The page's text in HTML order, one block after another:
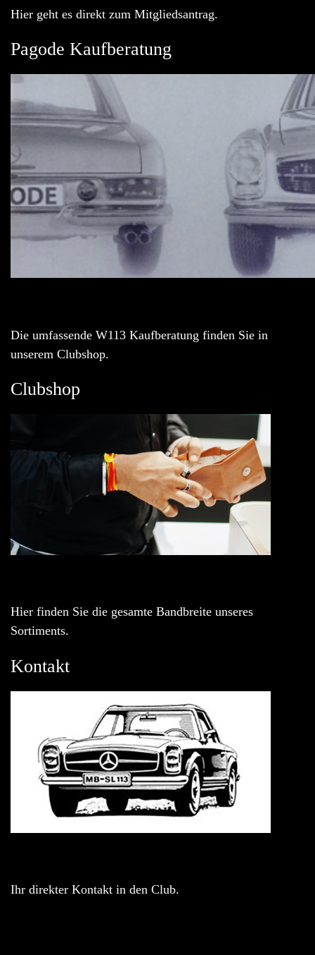
Hier geht es direkt zum Mitgliedsantrag.
Pagode Kaufberatung
Die umfassende W113 Kaufberatung finden Sie in
unserem Clubshop.
Clubshop
Hier finden Sie die gesamte Bandbreite unseres
Sortiments.
Kontakt
Ihr direkter Kontakt in den Club.